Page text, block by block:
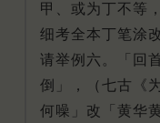
甲、或为丁不等
细考全本丁笔涂
请举例六。「回
倒」，（七古《
何噪」改「黄华